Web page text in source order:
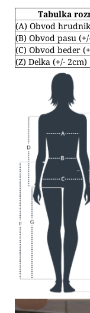
Tabulka
(A) Obvod
(B) Obvod pasu
(C) Obvod beder
(Z) Delka (+/- 2cm)